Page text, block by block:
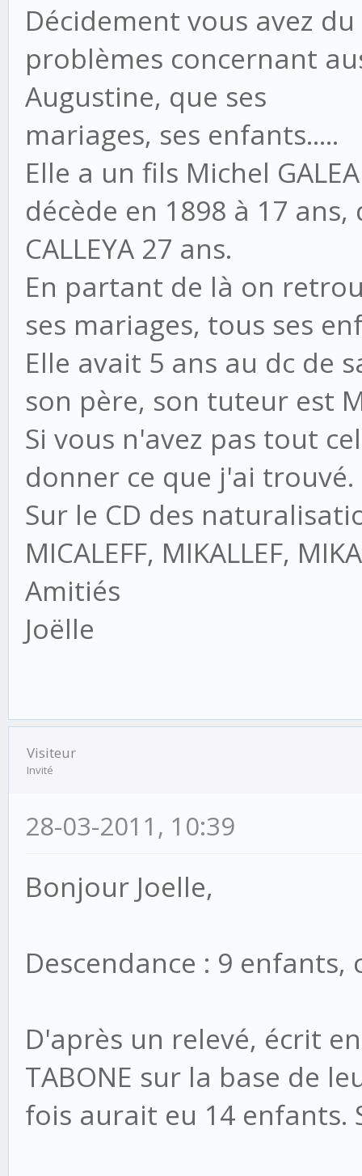
Décidement vous avez
problèmes concernant
Augustine, que ses
mariages, ses enfants.....
Elle a un fils Michel
décède en 1898 à 17
CALLEYA 27 ans.
En partant de là on
ses mariages, tous ses
Elle avait 5 ans au dc de
son père, son tuteur est
Si vous n'avez pas tout
donner ce que j'ai trouvé.
Sur le CD des
MICALEFF, MIKALLEF,
Amitiés
Joëlle
Visiteur
Invité
28-03-2011, 10:39
Bonjour Joelle,
Descendance : 9
D'après un relevé, écrit
TABONE sur la base de
fois aurait eu 14 enfants.